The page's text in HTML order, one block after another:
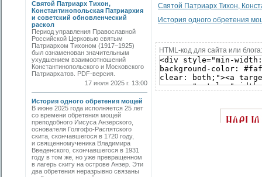
Святой Патриарх Тихон,
Константинопольская Патриархия
и советский обновленческий
раскол
Период управления Православной
Российской Церковью святым
Патриархом Тихоном (1917–1925)
был ознаменован значительным
ухудшением взаимоотношений
Константинопольского и Московского
Патриархатов. PDF-версия.
17 июля 2025 г. 13:00
История одного обретения мощей
В июне 2025 года исполняется 25 лет
со времени обретения мощей
преподобного Иисуса Анзерского,
основателя Голгофо-Распятского
скита, скончавшегося в 1720 году,
и священномученика Владимира
Введенского, скончавшегося в 1931
году в том же, но уже превращенном
в лагерь скиту на острове Анзер. Эти
два обретения неразрывно связаны
Святой Патриарх Тихон,
История одного обретения
HTML-код для сайта или блога: